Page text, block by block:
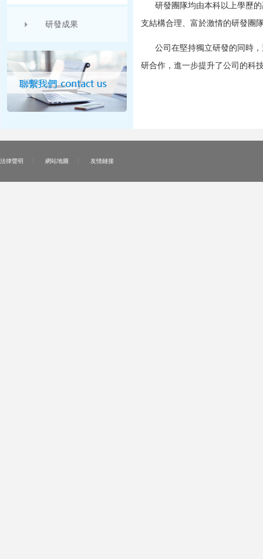
研發成果
研發團隊均由本科以上學歷
支結構合理、富於激情的研發團
公司在堅持獨立研發的同時
研合作，進一步提升了公司的科
法律聲明 網站地圖 友情鏈接